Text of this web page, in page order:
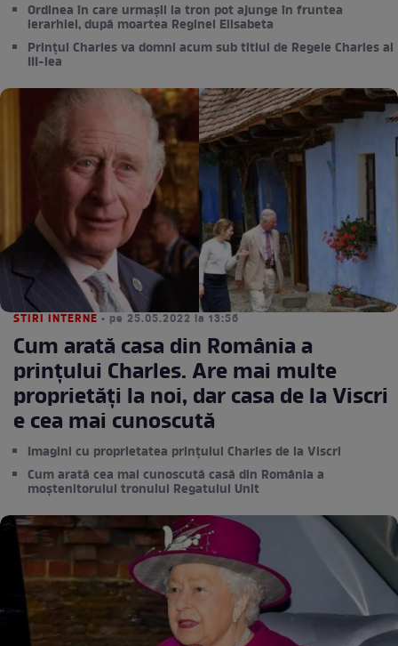
Ordinea în care urmașii la tron pot ajunge în fruntea
ierarhiei, după moartea Reginei Elisabeta
Prințul Charles va domni acum sub titlul de Regele Charles al
III-lea
STIRI INTERNE • pe 25.05.2022 la 13:56
Cum arată casa din România a
prințului Charles. Are mai multe
proprietăți la noi, dar casa de la Viscri
e cea mai cunoscută
Imagini cu proprietatea prințului Charles de la Viscri
Cum arată cea mai cunoscută casă din România a
moștenitorului tronului Regatului Unit